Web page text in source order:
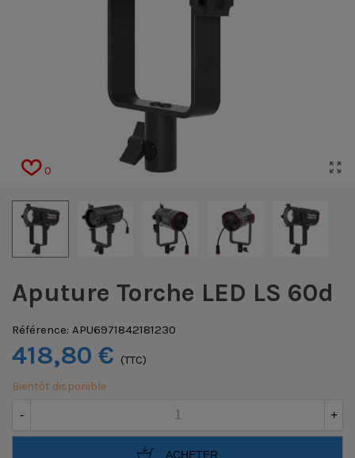
0
Aputure Torche LED LS 60d
Référence: APU6971842181230
418,80 € (TTC)
Bientôt disponible
- +
ACHETER